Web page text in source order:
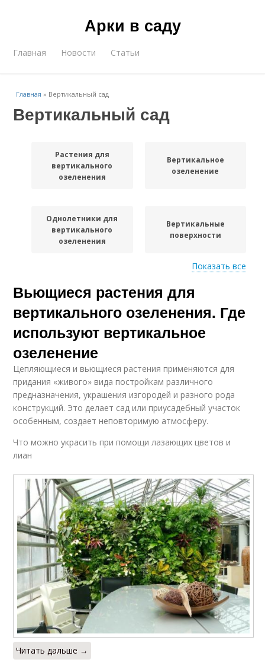
Арки в саду
Главная Новости Статьи
Главная » Вертикальный сад
Вертикальный сад
Растения для
вертикального
озеленения
Вертикальное
озеленение
Однолетники для
вертикального
озеленения
Вертикальные
поверхности
вертикального
Лианы для сада
вертикального
озеленения
озеленения
Показать все
Вьющиеся растения для
вертикального озеленения. Где
используют вертикальное
озеленение
Цепляющиеся и вьющиеся растения применяются для
придания «живого» вида постройкам различного
предназначения, украшения изгородей и разного рода
конструкций. Это делает сад или приусадебный участок
особенным, создает неповторимую атмосферу.
Что можно украсить при помощи лазающих цветов и
лиан
Читать дальше →